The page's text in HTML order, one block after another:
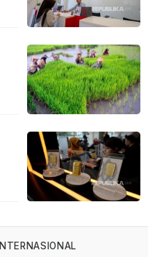
INTERNASIONAL